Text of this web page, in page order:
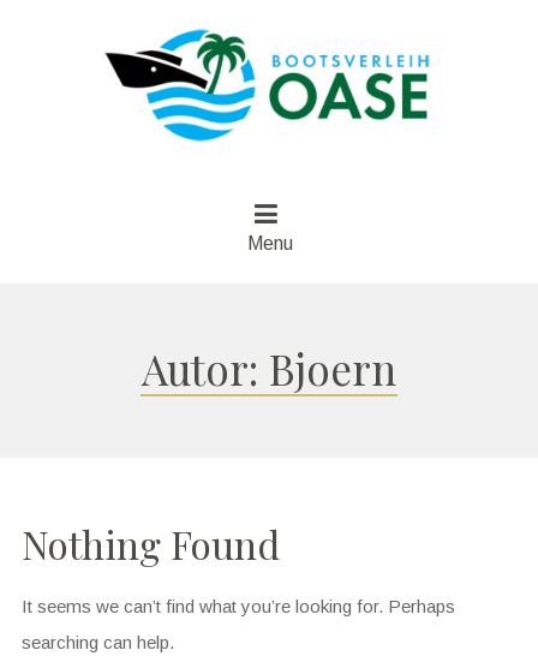
Menu
Autor: Bjoern
Nothing Found
It seems we can’t find what you’re looking for. Perhaps
searching can help.